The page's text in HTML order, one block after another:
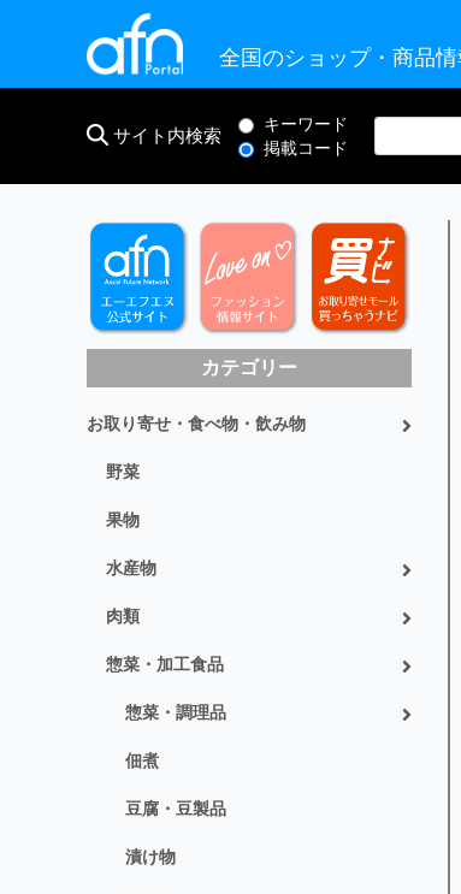
全国のショップ・商品
サイト内検索
キーワード
掲載コード
カテゴリー
お取り寄せ・食べ物・飲み物
野菜
果物
水産物
肉類
惣菜・加工食品
惣菜・調理品
佃煮
豆腐・豆製品
漬け物